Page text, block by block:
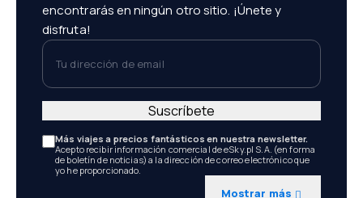
encontrarás en ningún otro sitio. ¡Únete y
disfruta!
Tu dirección de email
Más viajes a precios fantásticos en nuestra newsletter.
Acepto recibir información comercial de eSky.pl S.A. (en forma
de boletín de noticias) a la dirección de correo electrónico que
yo he proporcionado.
Mostrar más
Suscríbete